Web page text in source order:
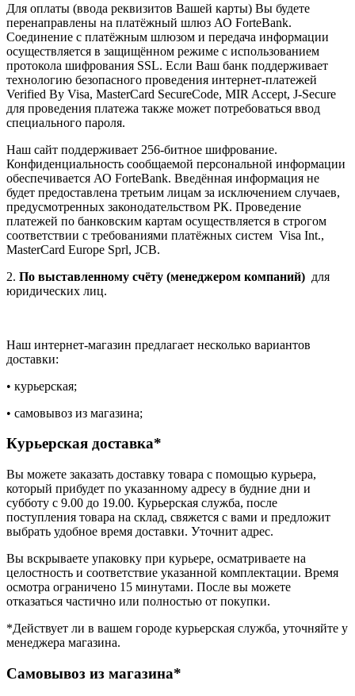
Для оплаты (ввода реквизитов Вашей карты) Вы будете
перенаправлены на платёжный шлюз АО ForteBank.
Соединение с платёжным шлюзом и передача информации
осуществляется в защищённом режиме с использованием
протокола шифрования SSL. Если Ваш банк поддерживает
технологию безопасного проведения интернет-платежей
Verified By Visa, MasterCard SecureCode, MIR Accept, J-Secure
для проведения платежа также может потребоваться ввод
специального пароля.
Наш сайт поддерживает 256-битное шифрование.
Конфиденциальность сообщаемой персональной информации
обеспечивается АО ForteBank. Введённая информация не
будет предоставлена третьим лицам за исключением случаев,
предусмотренных законодательством РК. Проведение
платежей по банковским картам осуществляется в строгом
соответствии с требованиями платёжных систем Visa Int.,
MasterCard Europe Sprl, JCB.
2. По выставленному счёту (менеджером компаний) для
юридических лиц.
Наш интернет-магазин предлагает несколько вариантов
доставки:
• курьерская;
• самовывоз из магазина;
Курьерская доставка*
Вы можете заказать доставку товара с помощью курьера,
который прибудет по указанному адресу в будние дни и
субботу с 9.00 до 19.00. Курьерская служба, после
поступления товара на склад, свяжется с вами и предложит
выбрать удобное время доставки. Уточнит адрес.
Вы вскрываете упаковку при курьере, осматриваете на
целостность и соответствие указанной комплектации. Время
осмотра ограничено 15 минутами. После вы можете
отказаться частично или полностью от покупки.
*Действует ли в вашем городе курьерская служба, уточняйте у
менеджера магазина.
Самовывоз из магазина*